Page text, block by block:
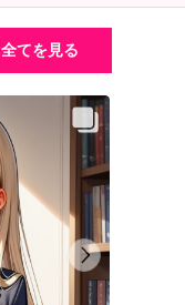
全てを見る